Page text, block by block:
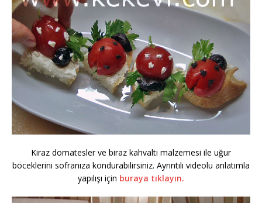
Kiraz domatesler ve biraz kahvalti malzemesi ile uğur
böceklerini sofranıza kondurabilirsiniz. Ayrıntılı videolu anlatımla
yapılışı için buraya tıklayın.